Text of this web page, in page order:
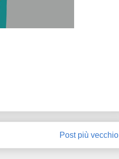
Post più vecchio